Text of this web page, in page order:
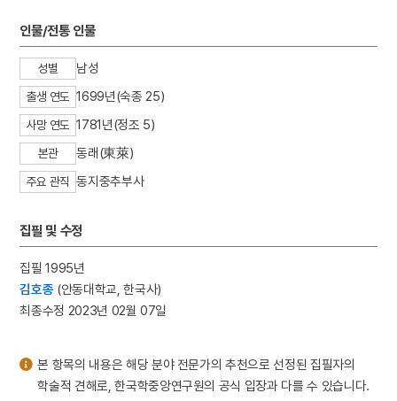
4 시절인연
5 이거인
6 장한보
7 조선
8
경녕군
9
국조방목
인물/전통 인물
성별 남성
출생 연도 1699년(숙종 25)
사망 연도 1781년(정조 5)
본관 동래(東萊)
주요 관직 동지중추부사
집필 및 수정
집필 1995년
김호종 (안동대학교, 한국사)
최종수정 2023년 02월 07일
본 항목의 내용은 해당 분야 전문가의 추천으로 선정된 집필자의
학술적 견해로, 한국학중앙연구원의 공식 입장과 다를 수 있습니다.